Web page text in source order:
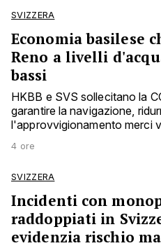
SVIZZERA
Economia basilese
Reno a livelli
bassi
HKBB e SVS sollecitano la
garantire la navigazione,
l'approvvigionamento merci
4 ore
SVIZZERA
Incidenti con
raddoppiati in
evidenzia rischio